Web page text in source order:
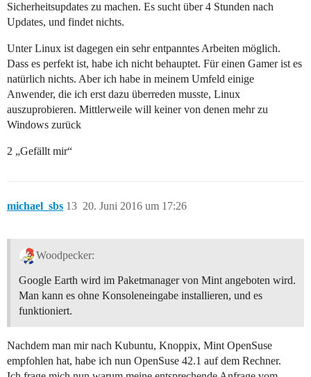
Sicherheitsupdates zu machen. Es sucht über 4 Stunden nach
Updates, und findet nichts.
Unter Linux ist dagegen ein sehr entpanntes Arbeiten möglich.
Dass es perfekt ist, habe ich nicht behauptet. Für einen Gamer ist es
natürlich nichts. Aber ich habe in meinem Umfeld einige
Anwender, die ich erst dazu überreden musste, Linux
auszuprobieren. Mittlerweile will keiner von denen mehr zu
Windows zurück
2 „Gefällt mir“
michael_sbs 20. Juni 2016 um 17:26
13
Woodpecker:
Google Earth wird im Paketmanager von Mint angeboten wird.
Man kann es ohne Konsoleneingabe installieren, und es
funktioniert.
Nachdem man mir nach Kubuntu, Knoppix, Mint OpenSuse
empfohlen hat, habe ich nun OpenSuse 42.1 auf dem Rechner.